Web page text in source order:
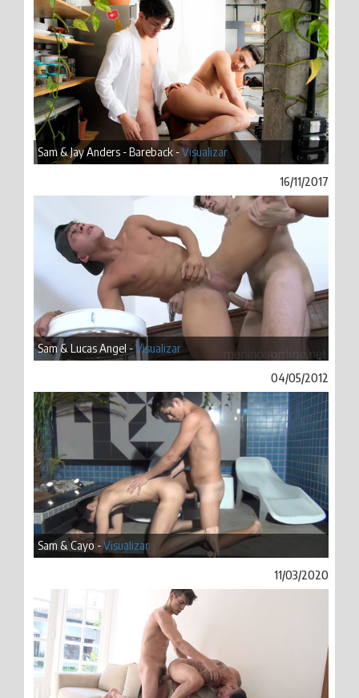
Sam & Jay Anders - Bareback -Visualizar
16/11/2017
Sam & Lucas Angel -Visualizar
04/05/2012
Sam & Cayo -Visualizar
11/03/2020